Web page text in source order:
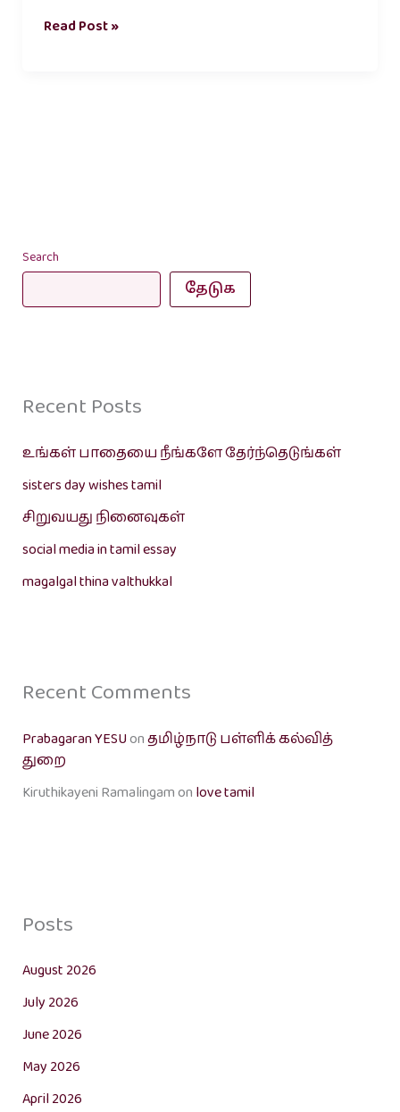
Read Post »
Search
தேடுக
Recent Posts
உங்கள் பாதையை நீங்களே தேர்ந்தெடுங்கள்
sisters day wishes tamil
சிறுவயது நினைவுகள்
social media in tamil essay
magalgal thina valthukkal
Recent Comments
Prabagaran YESUonதமிழ்நாடு பள்ளிக் கல்வித்
துறை
Kiruthikayeni Ramalingamon love tamil
Posts
August 2026
July 2026
June 2026
May 2026
April 2026